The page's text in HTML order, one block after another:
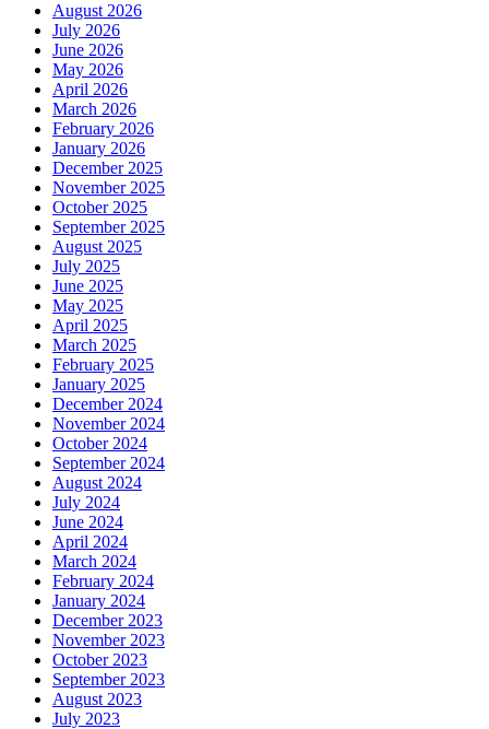
August 2026
July 2026
June 2026
May 2026
April 2026
March 2026
February 2026
January 2026
December 2025
November 2025
October 2025
September 2025
August 2025
July 2025
June 2025
May 2025
April 2025
March 2025
February 2025
January 2025
December 2024
November 2024
October 2024
September 2024
August 2024
July 2024
June 2024
April 2024
March 2024
February 2024
January 2024
December 2023
November 2023
October 2023
September 2023
August 2023
July 2023